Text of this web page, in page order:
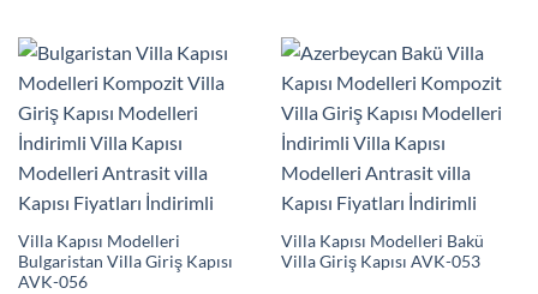
Villa Kapısı Modelleri
Bulgaristan Villa Giriş Kapısı
AVK-056
Villa Kapısı Modelleri Bakü
Villa Giriş Kapısı AVK-053